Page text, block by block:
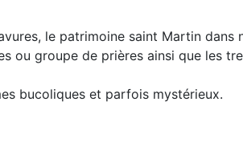
le patrimoine saint Martin
ou groupe de prières ainsi que les
bucoliques et parfois mystérieux.